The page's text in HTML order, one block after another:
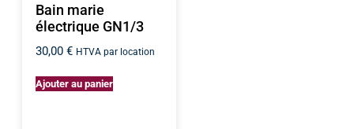
Bain marie
électrique GN1/3
30,00€ HTVA par location
Ajouter au panier